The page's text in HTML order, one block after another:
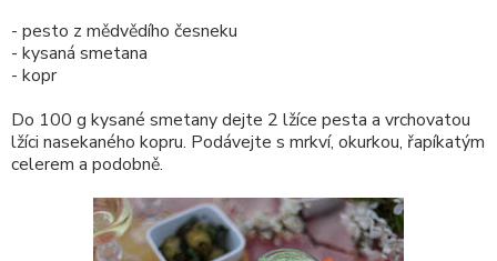
- pesto z mědvědího česneku
- kysaná smetana
- kopr
Do 100 g kysané smetany dejte 2 lžíce pesta a vrchovatou
lžíci nasekaného kopru. Podávejte s mrkví, okurkou, řapíkatým
celerem a podobně.